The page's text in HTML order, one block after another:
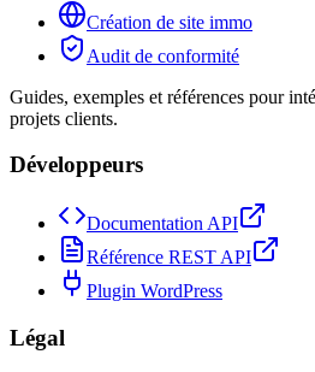
Création de site immo
Audit de conformité
Guides, exemples et références pour
projets clients.
Développeurs
Documentation API
Référence REST API
Plugin WordPress
Légal